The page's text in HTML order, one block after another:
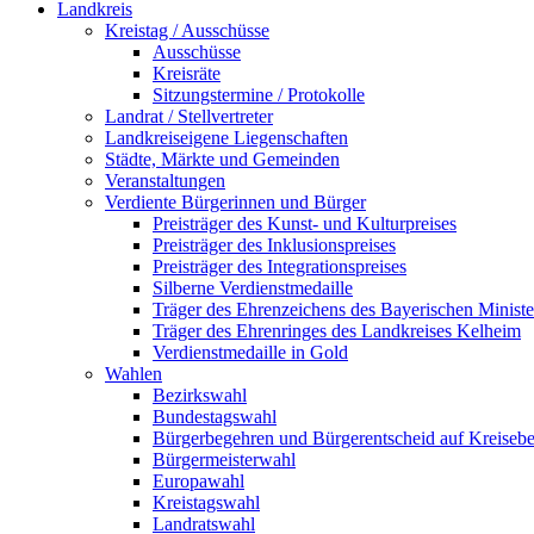
Landkreis
Kreistag / Ausschüsse
Ausschüsse
Kreisräte
Sitzungstermine / Protokolle
Landrat / Stellvertreter
Landkreiseigene Liegenschaften
Städte, Märkte und Gemeinden
Veranstaltungen
Verdiente Bürgerinnen und Bürger
Preisträger des Kunst- und Kulturpreises
Preisträger des Inklusionspreises
Preisträger des Integrationspreises
Silberne Verdienstmedaille
Träger des Ehrenzeichens des Bayerischen
Träger des Ehrenringes des Landkreises Kelheim
Verdienstmedaille in Gold
Wahlen
Bezirkswahl
Bundestagswahl
Bürgerbegehren und Bürgerentscheid auf
Bürgermeisterwahl
Europawahl
Kreistagswahl
Landratswahl